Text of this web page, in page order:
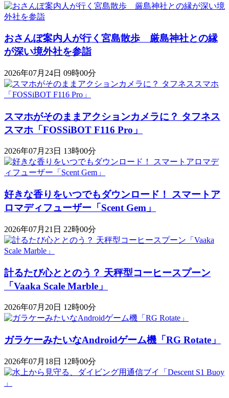
おさんぽ案内人が行く宮島散歩 厳島神社との縁
が深い境外社を参詣
2026年07月24日 09時00分
スマホがそのままアクションカメラに？ タフネス
スマホ「FOSSiBOT F116 Pro」
2026年07月23日 13時00分
好きな香りをいつでもダウンロード！ スマートア
ロマディフューザー「Scent Gem」
2026年07月21日 22時00分
計るたび心ととのう？ 天秤型コーヒースプーン
「Vaaka Scale Marble」
2026年07月20日 12時00分
ガラケーみたいなAndroidゲーム機「RG Rotate」
2026年07月18日 12時00分